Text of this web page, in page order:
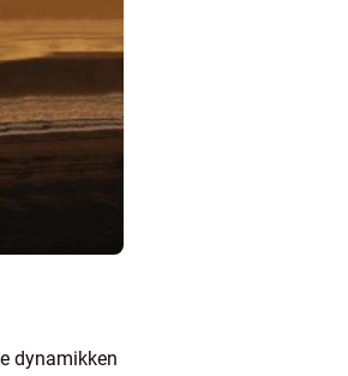
dynamikken